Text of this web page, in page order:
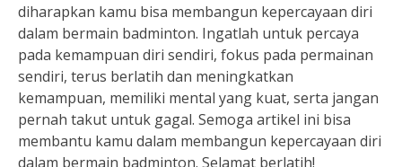
diharapkan kamu bisa membangun kepercayaan diri
dalam bermain badminton. Ingatlah untuk percaya
pada kemampuan diri sendiri, fokus pada permainan
sendiri, terus berlatih dan meningkatkan
kemampuan, memiliki mental yang kuat, serta jangan
pernah takut untuk gagal. Semoga artikel ini bisa
membantu kamu dalam membangun kepercayaan diri
dalam bermain badminton. Selamat berlatih!